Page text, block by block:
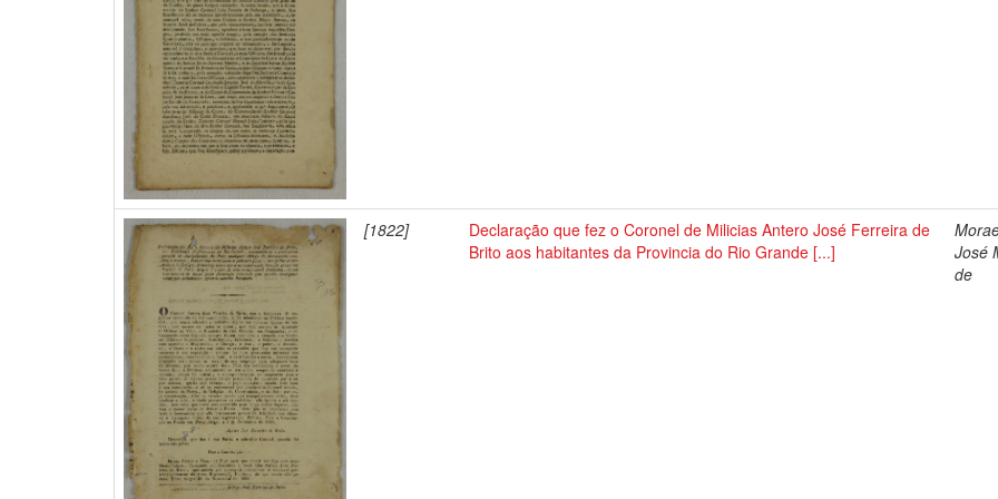
[1822]
Declaração que fez o Coronel de Milicias Antero José Ferreira de
Brito aos habitantes da Provincia do Rio Grande [...]
José
de